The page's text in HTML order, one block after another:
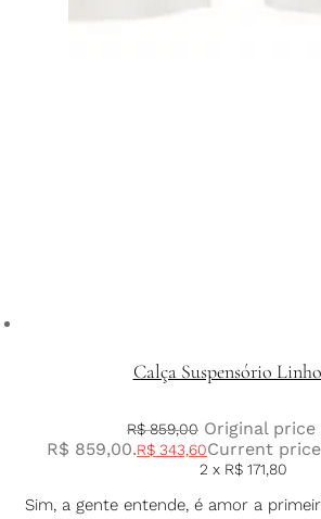
Calça Suspensório
R$859,00 Original price
R$ 859,00.R$ 343,60Current
2 x R$171,80
Sim, a gente entende, é amor a